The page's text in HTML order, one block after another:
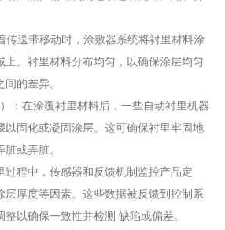
传送带移动时，涂敷器系统将衬里材料涂
上。衬里材料分布均匀，以确保涂层均匀
的差异。
：在涂覆衬里材料后，一些自动衬里机器
以固化或凝固涂层。这可确保衬里牢固地
或弄脏。
过程中，传感器和反馈机制监控产品定
层厚度等因素。这些数据被反馈到控制系
以确保一致性并检测 缺陷或偏差。